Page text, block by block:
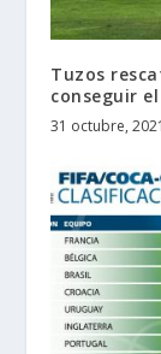
Tuzos
conseguir
31 octubre, 2021